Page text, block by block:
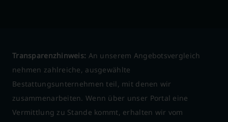
Transparenzhinweis: An unserem Angebotsvergleich
nehmen zahlreiche, ausgewählte
Bestattungsunternehmen teil, mit denen wir
zusammenarbeiten. Wenn über unser Portal eine
Vermittlung zu Stande kommt, erhalten wir vom